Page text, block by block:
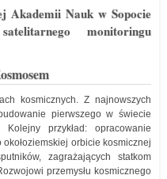
Akademii Nauk w Sopocie
monitoringu
kosmicznych. Z najnowszych
pierwszego w świecie
przykład: opracowanie
orbicie kosmicznej
zagrażających statkom
przemysłu kosmicznego